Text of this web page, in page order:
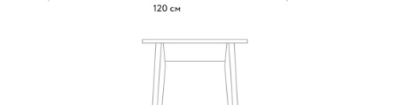
Орех Карини
(Опора массив